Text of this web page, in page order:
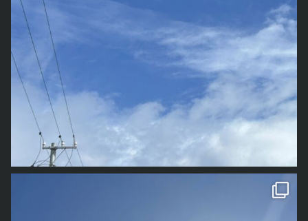
1枚目は少し前の写真で、今年の春先に撮影したものです
雲